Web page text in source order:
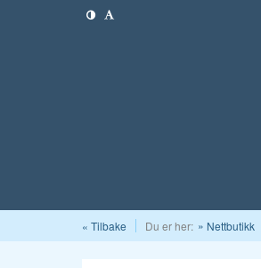
« Tilbake Du er her: Nettbutikk